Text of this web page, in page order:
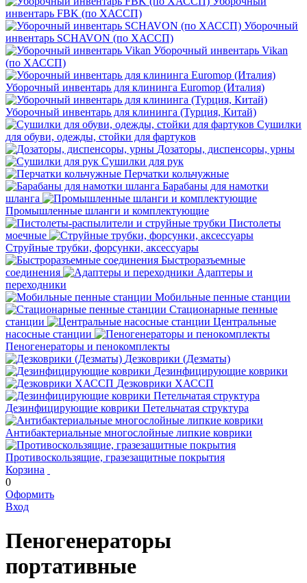
инвентарь FBK (по ХАССП)
Уборочный
инвентарь SCHAVON (по ХАССП)
Уборочный инвентарь Vikan
(по ХАССП)
Уборочный инвентарь для клининга Euromop (Италия)
Уборочный инвентарь для клининга (Турция, Китай)
Сушилки
для обуви, одежды, стойки для фартуков
Дозаторы, диспенсоры, урны
Сушилки для рук
Перчатки кольчужные
Барабаны для намотки
шланга
Промышленные шланги и комплектующие
Пистолеты
моечные
Струйные трубки, форсунки, аксессуары
Быстроразъемные
соединения
Адаптеры и
переходники
Мобильные пенные станции
Стационарные пенные
станции
Центральные
насосные станции
Пеногенераторы и пенокомплекты
Дезковрики (Дезматы)
Дезинфицирующие коврики
Дезковрики ХАССП
Дезинфицирующие коврики Петельчатая структура
Антибактериальные многослойные липкие коврики
Противоскользящие, гразезащитные покрытия
Корзина
0
Оформить
Вход
Пеногенераторы
портативные